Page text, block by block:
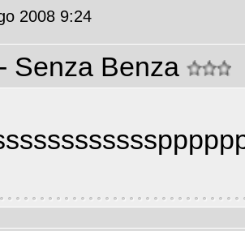
2008 9:24
- Senza Benza